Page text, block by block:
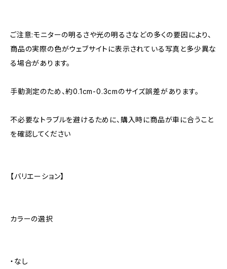
ご注意:モニターの明るさや光の明るさなどの多くの要因により、
商品の実際の色がウェブサイトに表示されている写真と多少異な
る場合があります。
手動測定のため、約0.1cm-0.3cmのサイズ誤差があります。
不必要なトラブルを避けるために、購入時に商品が車に合うこと
を確認してください
【バリエーション】
カラーの選択
・なし